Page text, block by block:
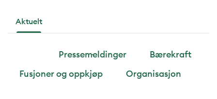
Aktuelt
Pressemeldinger
Bærekraft
Fusjoner og oppkjøp
Organisasjon